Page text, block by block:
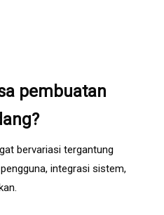
pembuatan
bervariasi tergantung
integrasi sistem,